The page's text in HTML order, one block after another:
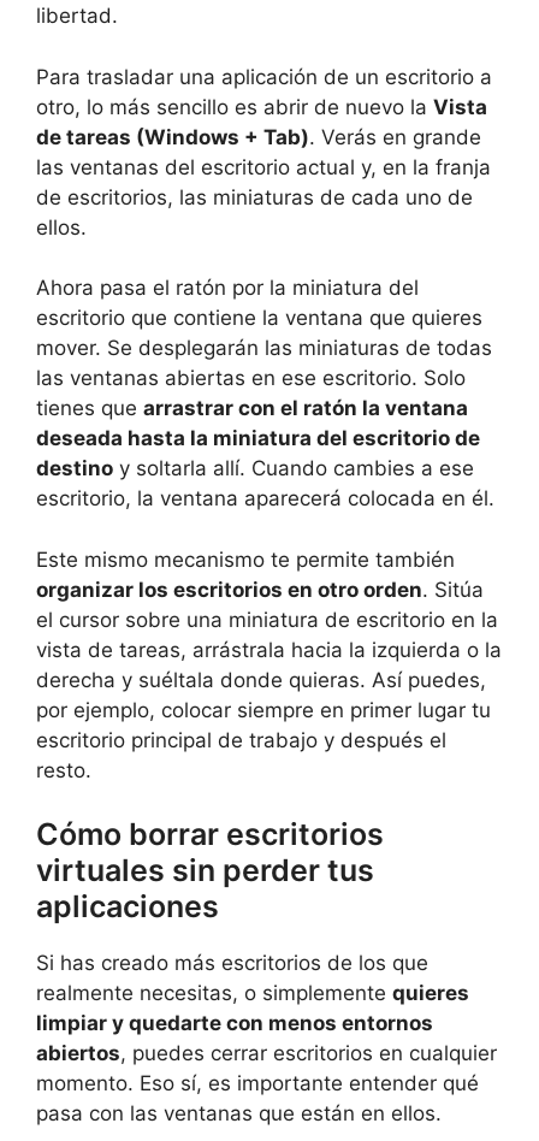
libertad.
Para trasladar una aplicación de un escritorio a
otro, lo más sencillo es abrir de nuevo la Vista
de tareas (Windows + Tab). Verás en grande
las ventanas del escritorio actual y, en la franja
de escritorios, las miniaturas de cada uno de
ellos.
Ahora pasa el ratón por la miniatura del
escritorio que contiene la ventana que quieres
mover. Se desplegarán las miniaturas de todas
las ventanas abiertas en ese escritorio. Solo
tienes que arrastrar con el ratón la ventana
deseada hasta la miniatura del escritorio de
destino y soltarla allí. Cuando cambies a ese
escritorio, la ventana aparecerá colocada en él.
Este mismo mecanismo te permite también
organizar los escritorios en otro orden. Sitúa
el cursor sobre una miniatura de escritorio en la
vista de tareas, arrástrala hacia la izquierda o la
derecha y suéltala donde quieras. Así puedes,
por ejemplo, colocar siempre en primer lugar tu
escritorio principal de trabajo y después el
resto.
Cómo borrar escritorios
virtuales sin perder tus
aplicaciones
Si has creado más escritorios de los que
realmente necesitas, o simplemente quieres
limpiar y quedarte con menos entornos
abiertos, puedes cerrar escritorios en cualquier
momento. Eso sí, es importante entender qué
pasa con las ventanas que están en ellos.